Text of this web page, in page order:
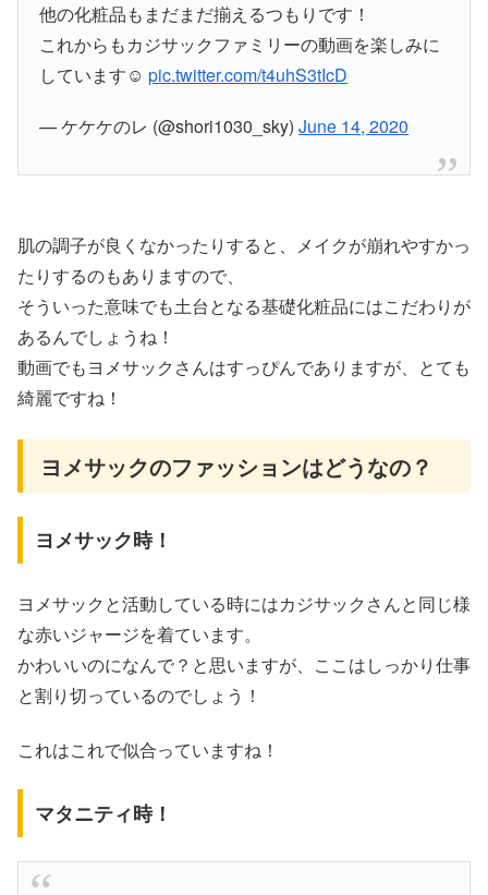
他の化粧品もまだまだ揃えるつもりです！
これからもカジサックファミリーの動画を楽しみに
しています☺️pic.twitter.com/t4uhS3tIcD
— ケケケのレ (@shori1030_sky)June 14, 2020
肌の調子が良くなかったりすると、メイクが崩れやすかっ
たりするのもありますので、
そういった意味でも土台となる基礎化粧品にはこだわりが
あるんでしょうね！
動画でもヨメサックさんはすっぴんでありますが、とても
綺麗ですね！
ヨメサックのファッションはどうなの？
ヨメサック時！
ヨメサックと活動している時にはカジサックさんと同じ様
な赤いジャージを着ています。
かわいいのになんで？と思いますが、ここはしっかり仕事
と割り切っているのでしょう！
これはこれで似合っていますね！
マタニティ時！